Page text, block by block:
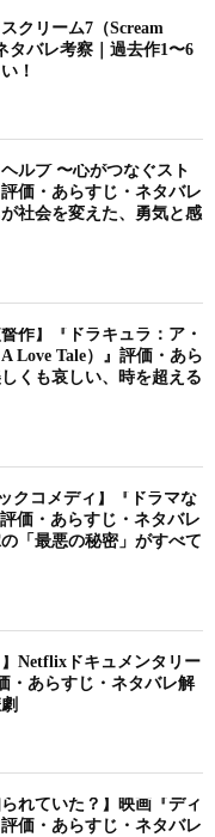
クリーム7（Scream
タバレ考察｜過去作1〜6
！
ルプ 〜心がつなぐスト
価・あらすじ・ネタバレ
社会を変えた、勇気と感
作】『ドラキュラ：ア・
Love Tale）』評価・あら
くも哀しい、時を超える
クコメディ】『ドラマな
価・あらすじ・ネタバレ
「最悪の秘密」がすべて
】Netflixドキュメンタリー
・あらすじ・ネタバレ解
れていた？】映画『ディ
価・あらすじ・ネタバレ